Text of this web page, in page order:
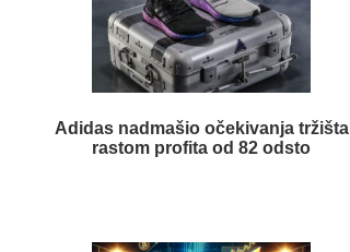
Adidas nadmašio očekivanja tržišta
rastom profita od 82 odsto